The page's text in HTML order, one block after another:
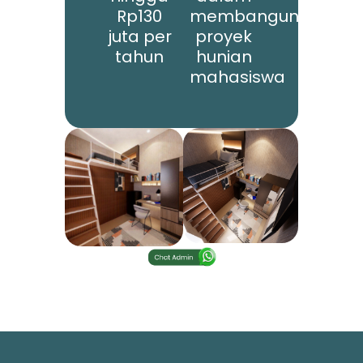
Rp130
juta per
tahun
membangun
proyek
hunian
mahasiswa